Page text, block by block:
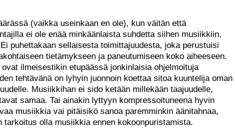
(vaikka useinkaan en ole), kun väitän että
ei ole enää minkäänlaista suhdetta siihen musiikkiin,
puhettakaan sellaisesta toimittajuudesta, joka perustuisi
tietämykseen ja paneutumiseen koko aiheeseen.
ovat ilmeisestikin etupäässä jonkinlaisia ohjelmoituja
tehtävänä on lyhyin juonnoin koettaa sitoa kuuntelija oman
Musiikkihan ei sido ketään millekään taajuudelle,
samaa. Tai ainakin lyttyyn kompressoituneena hyvin
musiikkia vai pitäisikö sanoa paremminkin äänitahnaa,
tarkoitus olla musiikkia ennen kokoonpuristamista.